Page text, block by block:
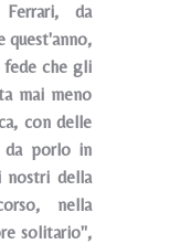
da
quest'anno,
fede che gli
mai meno
con delle
da porlo in
nostri della
nella
solitario",